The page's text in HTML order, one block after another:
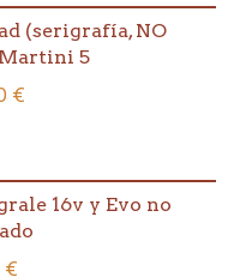
(serigrafía, NO
5
€
16v y Evo no